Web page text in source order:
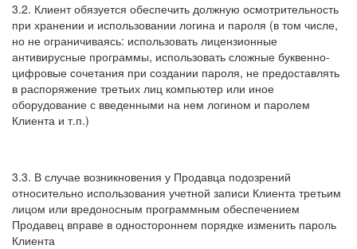
3.2. Клиент обязуется обеспечить должную осмотрительность
при хранении и использовании логина и пароля (в том числе,
но не ограничиваясь: использовать лицензионные
антивирусные программы, использовать сложные буквенно-
цифровые сочетания при создании пароля, не предоставлять
в распоряжение третьих лиц компьютер или иное
оборудование с введенными на нем логином и паролем
Клиента и т.п.)
3.3. В случае возникновения у Продавца подозрений
относительно использования учетной записи Клиента третьим
лицом или вредоносным программным обеспечением
Продавец вправе в одностороннем порядке изменить пароль
Клиента